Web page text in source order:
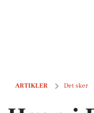
ARTIKLER Det sker
Ugen i Blåvand: Fra